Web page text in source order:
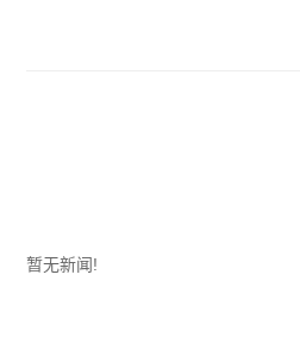
暂无新闻!